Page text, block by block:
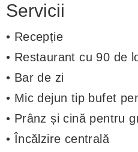
Servicii
• Recepție
• Restaurant cu 90 de
• Bar de zi
• Mic dejun tip bufet
• Prânz și cină pentru
• Încălzire centrală